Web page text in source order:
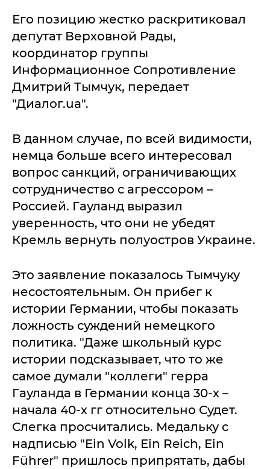
Его позицию жестко раскритиковал
депутат Верховной Рады,
координатор группы
Информационное Сопротивление
Дмитрий Тымчук, передает
"Диалог.ua".
В данном случае, по всей видимости,
немца больше всего интересовал
вопрос санкций, ограничивающих
сотрудничество с агрессором –
Россией. Гауланд выразил
уверенность, что они не убедят
Кремль вернуть полуостров Украине.
Это заявление показалось Тымчуку
несостоятельным. Он прибег к
истории Германии, чтобы показать
ложность суждений немецкого
политика. "Даже школьный курс
истории подсказывает, что то же
самое думали "коллеги" герра
Гауланда в Германии конца 30-х –
начала 40-х гг относительно Судет.
Слегка просчитались. Медальку с
надписью "Ein Volk, Ein Reich, Ein
Führer" пришлось припрятать, дабы